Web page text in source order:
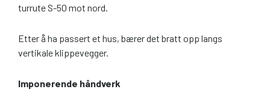
turrute S-50 mot nord.
Etter å ha passert et hus, bærer det bratt opp langs
vertikale klippevegger.
Imponerende håndverk